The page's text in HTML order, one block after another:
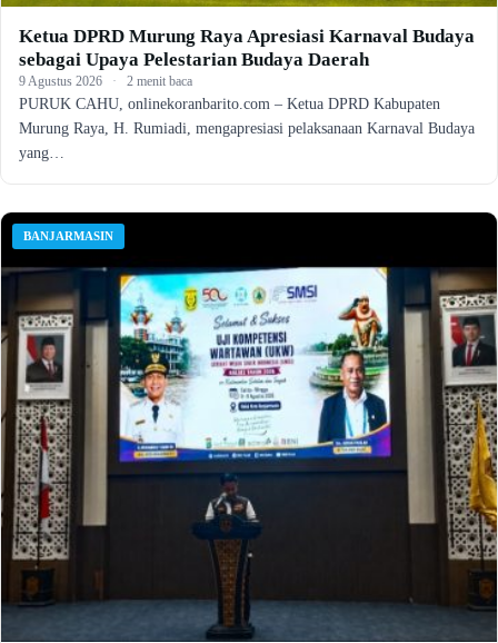
Ketua DPRD Murung Raya Apresiasi Karnaval Budaya
sebagai Upaya Pelestarian Budaya Daerah
9 Agustus 2026 · 2 menit baca
PURUK CAHU, onlinekoranbarito.com – Ketua DPRD Kabupaten
Murung Raya, H. Rumiadi, mengapresiasi pelaksanaan Karnaval Budaya
yang…
BANJARMASIN